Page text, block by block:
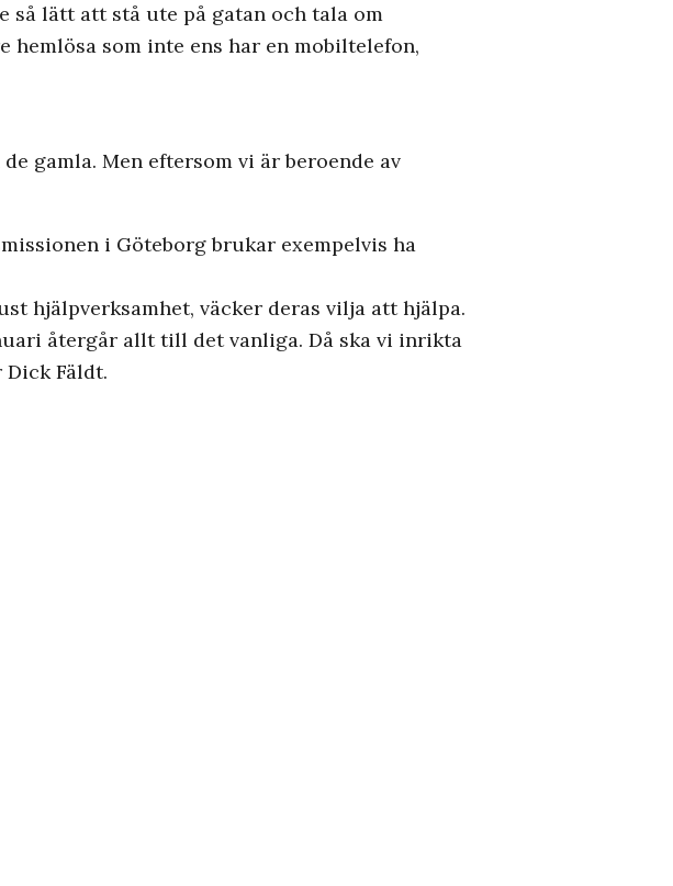
lätt att stå ute på gatan och tala om
som inte ens har en mobiltelefon,
gamla. Men eftersom vi är beroende av
i Göteborg brukar exempelvis ha
hjälpverksamhet, väcker deras vilja att hjälpa.
återgår allt till det vanliga. Då ska vi inrikta
Fäldt.